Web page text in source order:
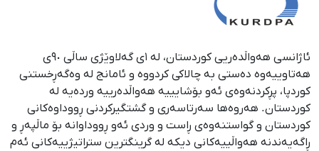
ئاژانسی هەواڵدەریی کوردستان، لە ١ی گەلاوێژی ساڵی ٩٠ی
هەتاوییەوە دەستی بە چالاکی کردووە و ئامانج لە وەگەڕخستنی
كوردپا، پڕكردنەوەی ئەو بۆشایییە هەواڵدەرییە وردەیە لە
كوردستان. هەروەها سەرتاسەری و گشتگیركردنی ڕووداوەكانی
كوردستان و گواستنەوەی ڕاست و وردی ئەو ڕووداوانە بۆ ماڵپەڕ و
ڕاگەیەندنە هەواڵییەكانی دیكە لە گرینگترین ستراتیژییەكانی ئەم